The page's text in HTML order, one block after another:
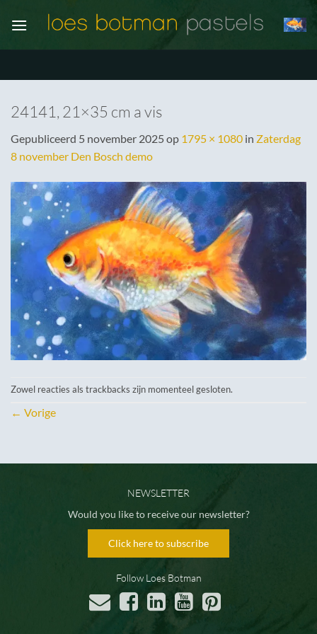
naar
24141, 21×35 cm a vis
Gepubliceerd 5 november 2025 op 1795 × 1080 in Zaterdag
8 november Den Bosch demo
Zowel reacties als trackbacks zijn momenteel gesloten.
← Vorige
NEWSLETTER
Would you like to receive our newsletter?
Click here to subscribe
Follow Loes Botman